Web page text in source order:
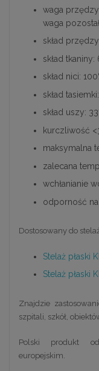
waga przędzy:
waga
skład
skład
skład nici:
skład
skład uszy:
kurczliwość
maksymalna
zalecana
wchłanianie
odporność
Dostosowany do
Stelaż płaski
Stelaż płaski
Znajdzie
szpitali, szkół,
Polski produkt
europejskim.